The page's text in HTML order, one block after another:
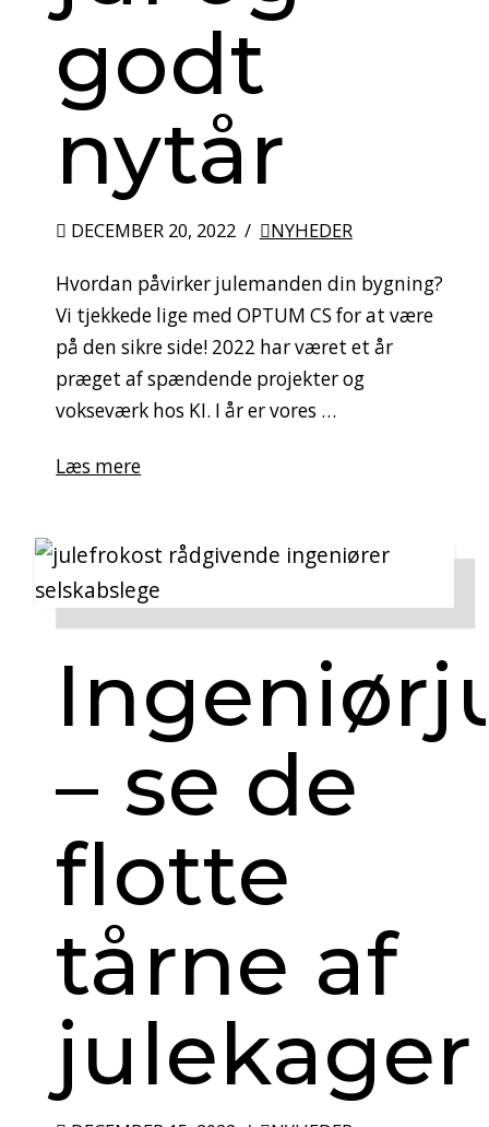
godt
nytår
DECEMBER 20, 2022 NYHEDER
Hvordan påvirker julemanden din bygning?
Vi tjekkede lige med OPTUM CS for at være
på den sikre side! 2022 har været et år
præget af spændende projekter og
vokseværk hos KI. I år er vores …
Læs mere
– se de
flotte
tårne af
julekager